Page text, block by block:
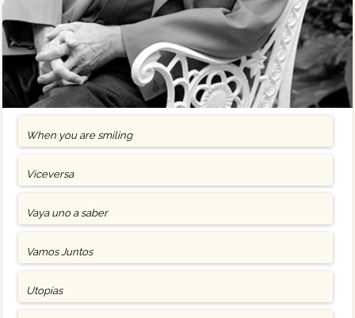
When you are smiling
Viceversa
Vaya uno a saber
Vamos Juntos
Utopías